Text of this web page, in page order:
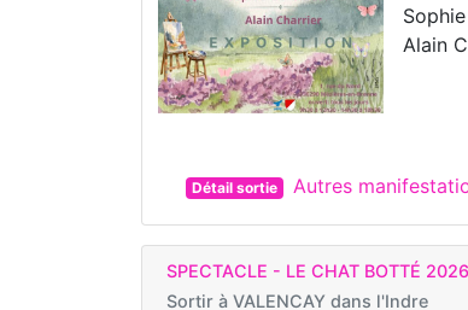
Alain
Détail sortie Autres
SPECTACLE - LE CHAT BOTTÉ 2026
Sortir à VALENCAY dans l'Indre